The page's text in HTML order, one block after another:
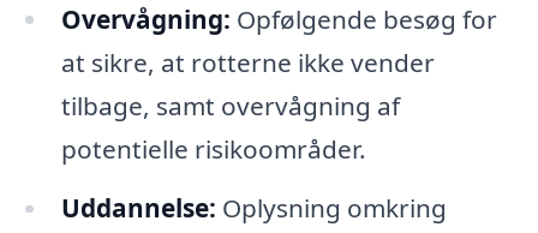
Overvågning: Opfølgende besøg for
at sikre, at rotterne ikke vender
tilbage, samt overvågning af
potentielle risikoområder.
Uddannelse: Oplysning omkring